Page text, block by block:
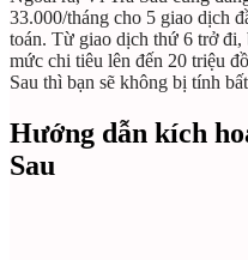
33.000/tháng cho 5 giao dịch
toán. Từ giao dịch thứ 6 trở đi,
mức chi tiêu lên đến 20 triệu
Sau thì bạn sẽ không bị tính
Hướng dẫn kích
Sau